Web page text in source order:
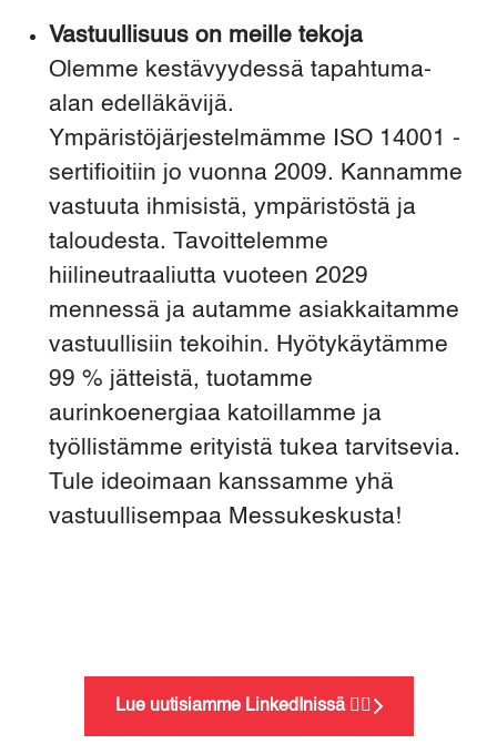
Vastuullisuus on meille tekoja
Olemme kestävyydessä tapahtuma-
alan edelläkävijä.
Ympäristöjärjestelmämme ISO 14001 -
sertifioitiin jo vuonna 2009. ​Kannamme
vastuuta ihmisistä, ympäristöstä ja
taloudesta. Tavoittelemme
hiilineutraaliutta vuoteen 2029
mennessä ja autamme asiakkaitamme
vastuullisiin tekoihin. ​Hyötykäytämme
99 % jätteistä, tuotamme
aurinkoenergiaa katoillamme ja
työllistämme erityistä tukea tarvitsevia.
Tule ideoimaan kanssamme yhä
vastuullisempaa Messukeskusta!
Lue uutisiamme LinkedInissä 👉🏼